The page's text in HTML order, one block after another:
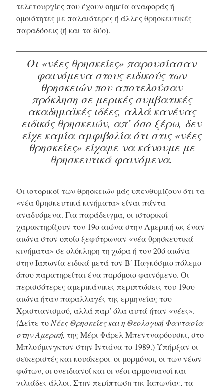
τελετουργίες που έχουν σημεία αναφοράς ή
ομοιότητες με παλαιότερες ή άλλες θρησκευτικές
παραδόσεις (ή και τα δύο).
Οι «νέες θρησκείες» παρουσίασαν
φαινόμενα στους ειδικούς των
θρησκειών που αποτελούσαν
πρόκληση σε μερικές συμβατικές
ακαδημαϊκές ιδέες, αλλά κανένας
ειδικός θρησκειών, απ’ όσο ξέρω, δεν
είχε καμία αμφιβολία ότι στις «νέες
θρησκείες» είχαμε να κάνουμε με
θρησκευτικά φαινόμενα.
Οι ιστορικοί των θρησκειών μάς υπενθυμίζουν ότι τα
«νέα θρησκευτικά κινήματα» είναι πάντα
αναδυόμενα. Για παράδειγμα, οι ιστορικοί
χαρακτηρίζουν τον 19ο αιώνα στην Αμερική ως έναν
αιώνα στον οποίο ξεφύτρωναν «νέα θρησκευτικά
κινήματα» σε ολόκληρη τη χώρα ή τον 20ό αιώνα
στην Ιαπωνία ειδικά μετά τον Β′ Παγκόσμιοπόλεμο
όπου παρατηρείται ένα παρόμοιο φαινόμενο. Οι
περισσότερες αμερικάνικες περιπτώσεις του 19ου
αιώνα ήταν παραλλαγές της ερμηνείας του
Χριστιανισμού, αλλά παρ’ όλα αυτά ήταν «νέες».
(Δείτε το Νέες Θρησκείες και η Θεολογική Φαντασία
στην Αμερική, της Μέρι Φάρελ Μπεντναρόουσκι, στο
Μπλούμινγκτον στην Ιντιάνα το 1989.) Υπήρξαν οι
σεϊκεριστές και κουάκεροι, οι μορμόνοι, οι των νέων
φώτων, οι ονειδιανοί και οι νέοι αρμονιανοί και
χιλιάδες άλλοι. Στην περίπτωση της Ιαπωνίας, τα